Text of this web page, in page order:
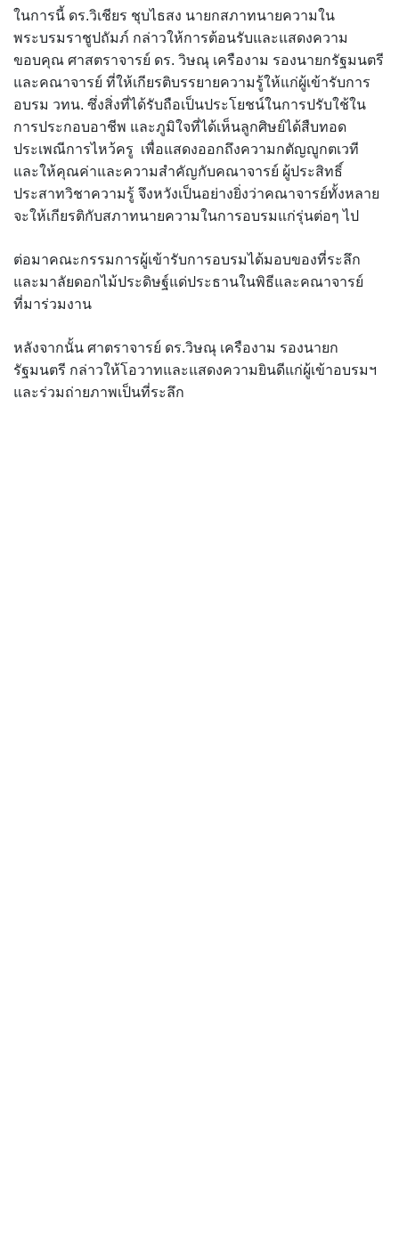
ในการนี้ ดร.วิเชียร ชุบไธสง นายกสภาทนายความใน
พระบรมราชูปถัมภ์ กล่าวให้การต้อนรับและแสดงความ
ขอบคุณ ศาสตราจารย์ ดร. วิษณุ เครืองาม รองนายกรัฐมนตรี
และคณาจารย์ ที่ให้เกียรติบรรยายความรู้ให้แก่ผู้เข้ารับการ
อบรม วทน. ซึ่งสิ่งที่ได้รับถือเป็นประโยชน์ในการปรับใช้ใน
การประกอบอาชีพ และภูมิใจที่ได้เห็นลูกศิษย์ได้สืบทอด
ประเพณีการไหว้ครู เพื่อแสดงออกถึงความกตัญญูกตเวที
และให้คุณค่าและความสำคัญกับคณาจารย์ ผู้ประสิทธิ์
ประสาทวิชาความรู้ จึงหวังเป็นอย่างยิ่งว่าคณาจารย์ทั้งหลาย
จะให้เกียรติกับสภาทนายความในการอบรมแก่รุ่นต่อๆ ไป
ต่อมาคณะกรรมการผู้เข้ารับการอบรมได้มอบของที่ระลึก
และมาลัยดอกไม้ประดิษฐ์แด่ประธานในพิธีและคณาจารย์
ที่มาร่วมงาน
หลังจากนั้น ศาตราจารย์ ดร.วิษณุ เครืองาม รองนายก
รัฐมนตรี กล่าวให้โอวาทและแสดงความยินดีแก่ผู้เข้าอบรมฯ
และร่วมถ่ายภาพเป็นที่ระลึก